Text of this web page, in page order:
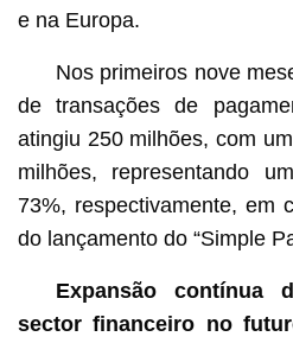
e na Europa.
Nos primeiros nove
de transações de
atingiu 250 milhões, com
milhões, representando
73%, respectivamente, em
do lançamento do “Simple
Expansão contínua
sector financeiro no